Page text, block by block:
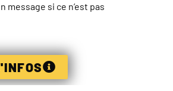
si ce n’est pas